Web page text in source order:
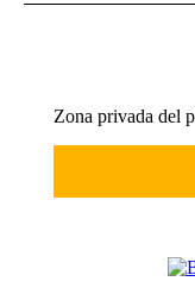
Zona privada del